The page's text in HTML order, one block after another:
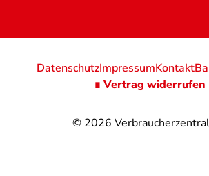
© 2026
DatenschutzImpressumKontakt
∎ Vertrag widerrufen